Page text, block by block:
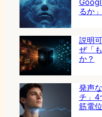
るか
説明
ぜ「
か？
発声
チ」4
筋電